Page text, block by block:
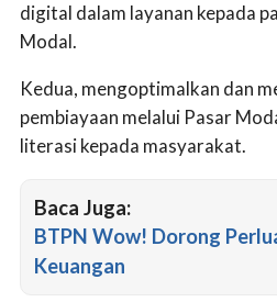
digital dalam layanan kepada
Modal.
Kedua, mengoptimalkan dan
pembiayaan melalui Pasar
literasi kepada masyarakat.
Baca Juga:
BTPN Wow! Dorong
Keuangan